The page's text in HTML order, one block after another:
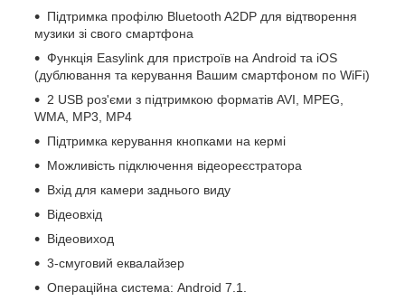
Підтримка профілю Bluetooth A2DP для відтворення
музики зі свого смартфона
Функція Easylink для пристроїв на Android та iOS
(дублювання та керування Вашим смартфоном по WiFi)
2 USB роз'єми з підтримкою форматів AVI, MPEG,
WMA, MP3, MP4
Підтримка керування кнопками на кермі
Можливість підключення відеореєстратора
Вхід для камери заднього виду
Відеовхід
Відеовиход
3-смуговий еквалайзер
Операційна система: Android 7.1.